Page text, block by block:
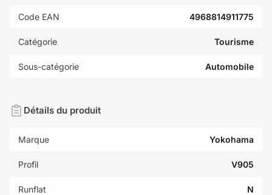
Code EAN 4968814911775
Catégorie Tourisme
Sous-catégorie Automobile
Détails du produit
Marque Yokohama
Profil V905
Runflat N